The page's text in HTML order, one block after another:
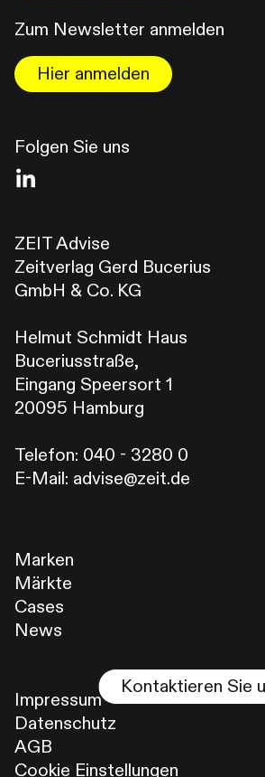
Kontaktieren Sie
ZEIT Advise
Zeitverlag Gerd Bucerius
GmbH & Co. KG
Helmut Schmidt Haus
Buceriusstraße,
Eingang Speersort 1
20095 Hamburg
Telefon: 040 - 3280 0
E-Mail: advise@zeit.de
Marken
Märkte
Cases
News
Impressum
Datenschutz
AGB
Cookie Einstellungen
Zum Newsletter anmelden
Hier anmelden
Folgen Sie uns